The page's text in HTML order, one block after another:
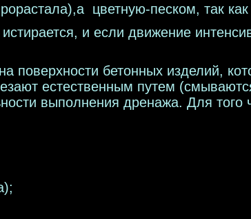
цветную-песком, так
и если движение
поверхности бетонных изделий,
естественным путем
выполнения дренажа. Для